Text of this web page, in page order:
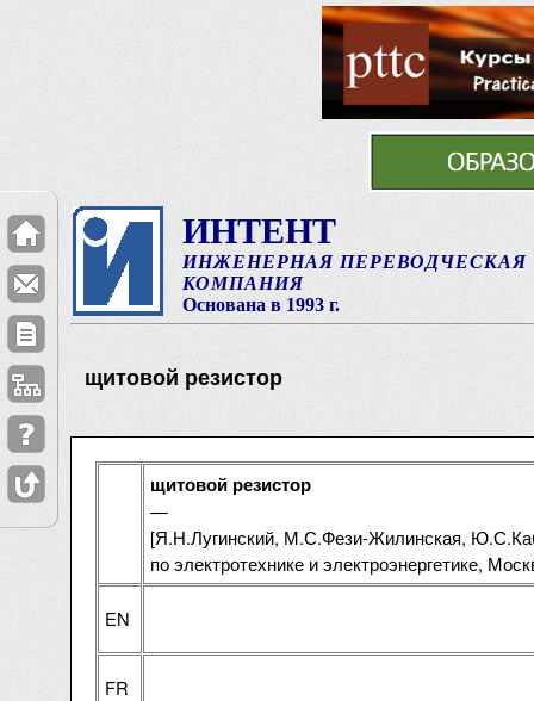
ИНТЕНТ
ИНЖЕНЕРНАЯ ПЕРЕВОДЧЕСКАЯ
КОМПАНИЯ
Основана в 1993 г.
щитовой резистор
щитовой резистор
—
[Я.Н.Лугинский, М.С.Фези-Жилинская,
по электротехнике и электроэнергетике,
EN
FR